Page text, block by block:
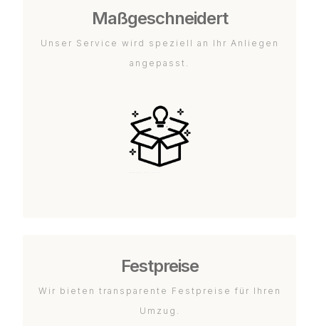
Maßgeschneidert
Unser Service wird speziell an Ihr Anliegen
angepasst.
Festpreise
Wir bieten transparente Festpreise für Ihren
Umzug.